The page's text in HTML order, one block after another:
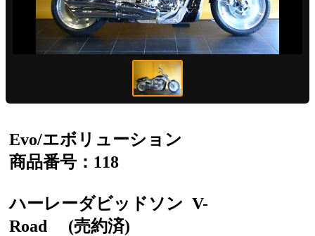
Evo/エボリューション
商品番号：118
ハーレーダビッドソン V-
Road
(売約済)